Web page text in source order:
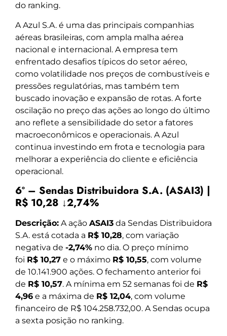
do ranking.
A Azul S.A. é uma das principais companhias
aéreas brasileiras, com ampla malha aérea
nacional e internacional. A empresa tem
enfrentado desafios típicos do setor aéreo,
como volatilidade nos preços de combustíveis e
pressões regulatórias, mas também tem
buscado inovação e expansão de rotas. A forte
oscilação no preço das ações ao longo do último
ano reflete a sensibilidade do setor a fatores
macroeconômicos e operacionais. A Azul
continua investindo em frota e tecnologia para
melhorar a experiência do cliente e eficiência
operacional.
6º – Sendas Distribuidora S.A. (ASAI3) |
R$ 10,28 ↓2,74%
Descrição: A ação ASAI3 da Sendas Distribuidora
S.A. está cotada a R$ 10,28, com variação
negativa de -2,74% no dia. O preço mínimo
foi R$ 10,27 e o máximo R$ 10,55, com volume
de 10.141.900 ações. O fechamento anterior foi
de R$ 10,57. A mínima em 52 semanas foi de R$
4,96 e a máxima de R$ 12,04, com volume
financeiro de R$ 104.258.732,00. A Sendas ocupa
a sexta posição no ranking.